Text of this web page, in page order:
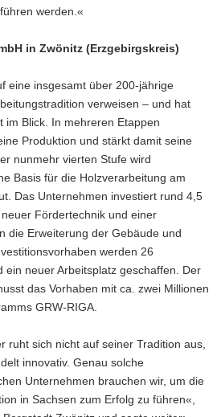
werden.«
in Zwönitz (Erzgebirgskreis)
eine insgesamt über 200-jährige
verweisen – und hat
im Blick. In mehreren Etappen
Produktion und stärkt damit seine
nunmehr vierten Stufe wird
Basis für die Holzverarbeitung am
Das Unternehmen investiert rund 4,5
Fördertechnik und einer
die Erweiterung der Gebäude und
werden 26
ein neuer Arbeitsplatz geschaffen. Der
das Vorhaben mit ca. zwei Millionen
GRW-RIGA.
ruht sich nicht auf seiner Tradition aus,
innovativ. Genau solche
Unternehmen brauchen wir, um die
in Sachsen zum Erfolg zu führen«,